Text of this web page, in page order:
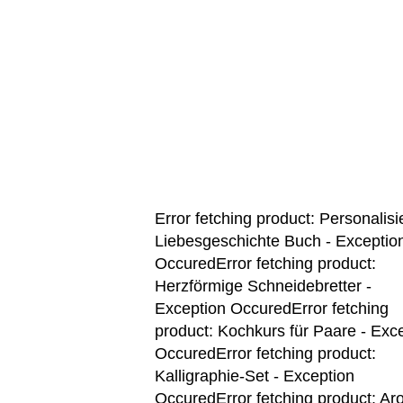
Error fetching product:
Liebesgeschichte Buch -
OccuredError fetching product:
Herzförmige Schneidebretter -
Exception OccuredError fetching
product: Kochkurs für Paare -
OccuredError fetching product:
Kalligraphie-Set - Exception
OccuredError fetching product: